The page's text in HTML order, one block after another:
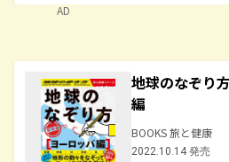
AD
地球のなぞ
編
BOOKS 旅と健康
2022.10.14 発売